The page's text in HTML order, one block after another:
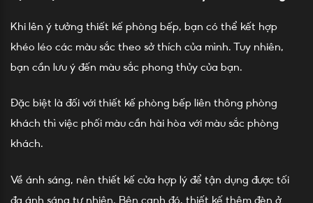
Khi lên ý tưởng thiết kế phòng bếp, bạn có thể kết hợp
khéo léo các màu sắc theo sở thích của mình. Tuy nhiên,
bạn cần lưu ý đến màu sắc phong thủy của bạn.
Đặc biệt là đối với thiết kế phòng bếp liên thông phòng
khách thì việc phối màu cần hài hòa với màu sắc phòng
khách.
Về ánh sáng, nên thiết kế cửa hợp lý để tận dụng được tối
đa ánh sáng tự nhiên. Bên cạnh đó, thiết kế thêm đèn ở